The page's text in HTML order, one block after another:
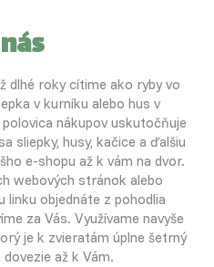
dlhé roky cítime ako ryby vo
v kurníku alebo hus v
nákupov uskutočňuje
sliepky, husy, kačice a ďalšiu
e-shopu až k vám na dvor.
webových stránok alebo
linku objednáte z pohodlia
za Vás. Využívame navyše
je k zvieratám úplne šetrný
až k Vám.